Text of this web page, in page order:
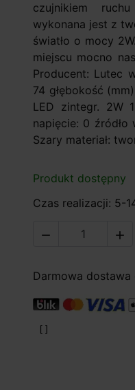
czujnikiem
wykonana jest z
światło o mocy
miejscu mocno
Producent: Lutec
74 głębokość
LED zintegr. 2W
napięcie: 0
Szary materiał:
Produkt dostępny
Czas realizacji: 5-
 
Darmowa dostawa